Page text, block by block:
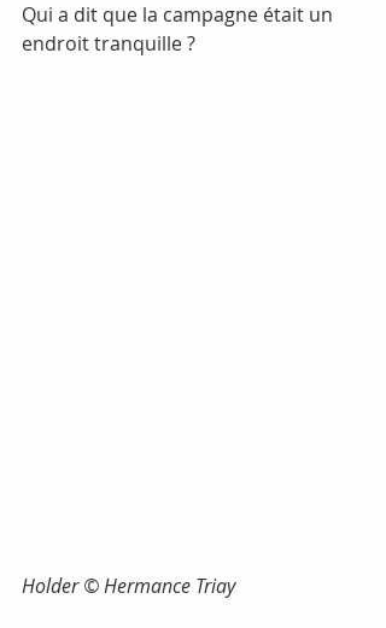
Qui a dit que la campagne était un
endroit tranquille ?
Holder © Hermance Triay